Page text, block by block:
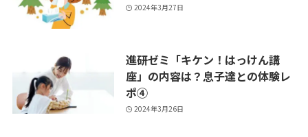
2024年3月27日
進研ゼミ「キケン！はっけん講
座」の内容は？息子達との体験レ
ポ④
2024年3月26日